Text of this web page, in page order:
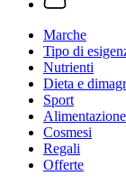
Marche
Tipo di
Nutrienti
Dieta e
Sport
Alimentazione
Cosmesi
Regali
Offerte